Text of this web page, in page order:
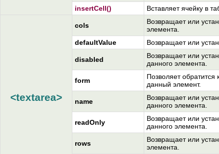
insertCell()
Вставляет ячейку в
<textarea>
cols
Возвращает или
элемента.
defaultValue
Возвращает или
disabled
Возвращает или
данного элемента.
form
Позволяет
данный элемент.
name
Возвращает или
данного элемента.
readOnly
Возвращает или
данного элемента.
rows
Возвращает или
элемента.